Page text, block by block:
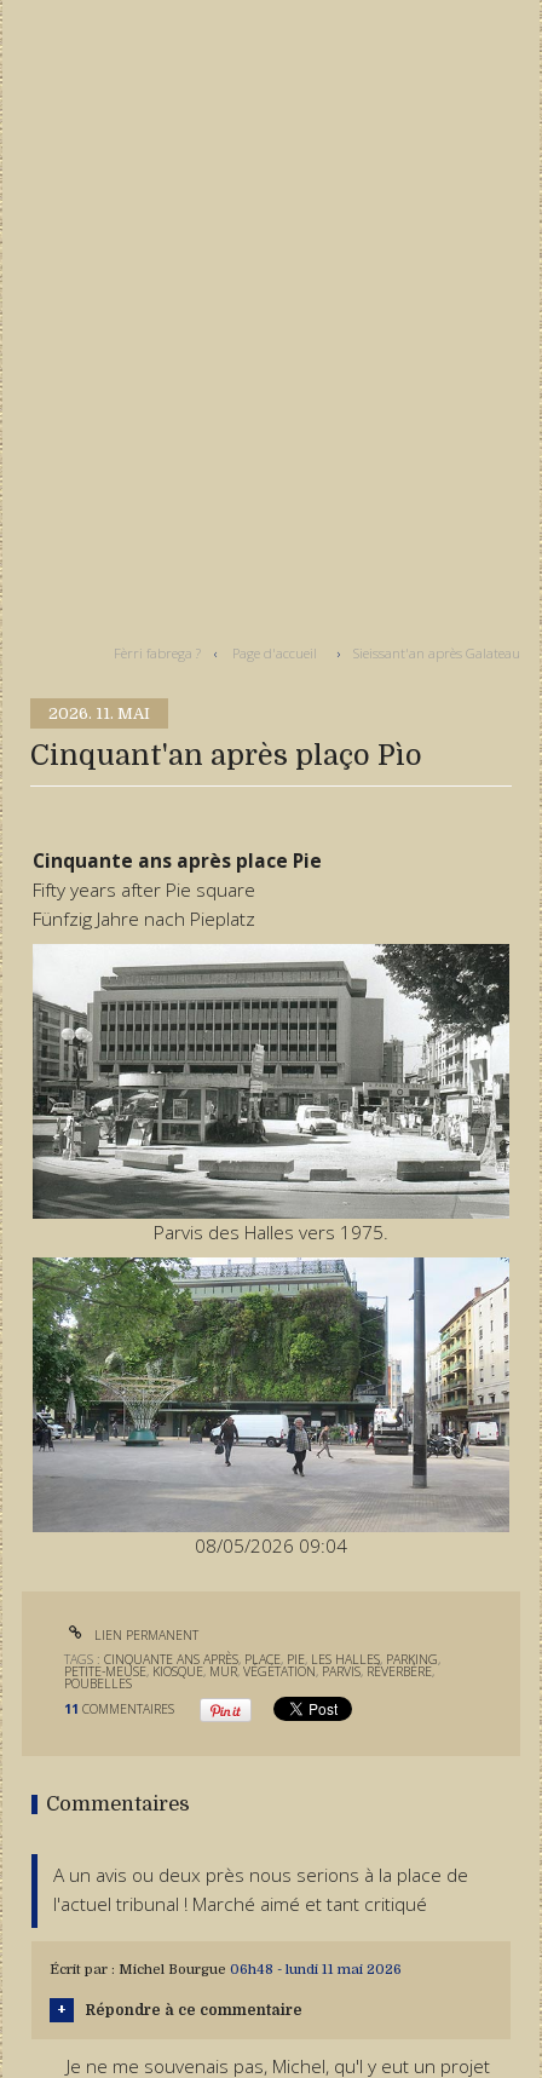
Fèrri fabrega ? Page d'accueil Sieissant'an après Galateau
2026. 11. MAI
Cinquant'an après plaço Pìo
Cinquante ans après place Pie
Fifty years after Pie square
Fünfzig Jahre nach Pieplatz
Parvis des Halles vers 1975.
08/05/2026 09:04
LIEN PERMANENT
TAGS :CINQUANTE ANS APRÈS, PLACE, PIE, LES HALLES, PARKING,
PETITE-MEUSE, KIOSQUE, MUR,VÉGÉTATION, PARVIS, RÉVERBÈRE,
POUBELLES
11 COMMENTAIRES
Commentaires
A un avis ou deux près nous serions à la place de
l'actuel tribunal ! Marché aimé et tant critiqué
Écrit par : Michel Bourgue 06h48 - lundi 11 mai 2026
Répondre à ce commentaire
Je ne me souvenais pas, Michel, qu'l y eut un projet